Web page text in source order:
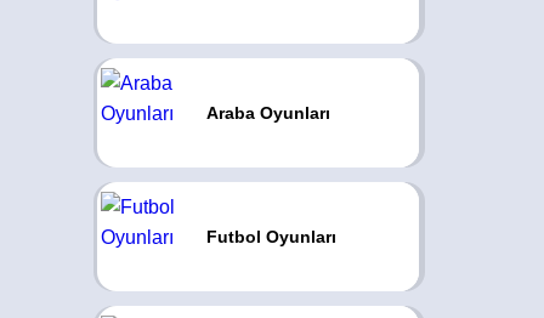
Araba Oyunları
Futbol Oyunları